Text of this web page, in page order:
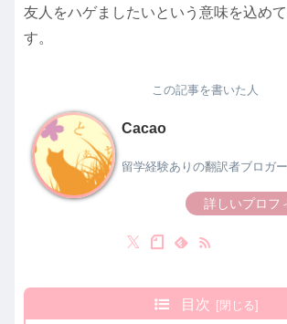
友人をハゲましたいという意味を込め
す。
この記事を書いた人
Cacao
留学経験ありの翻訳者ブロガー
詳しいプロフ
目次